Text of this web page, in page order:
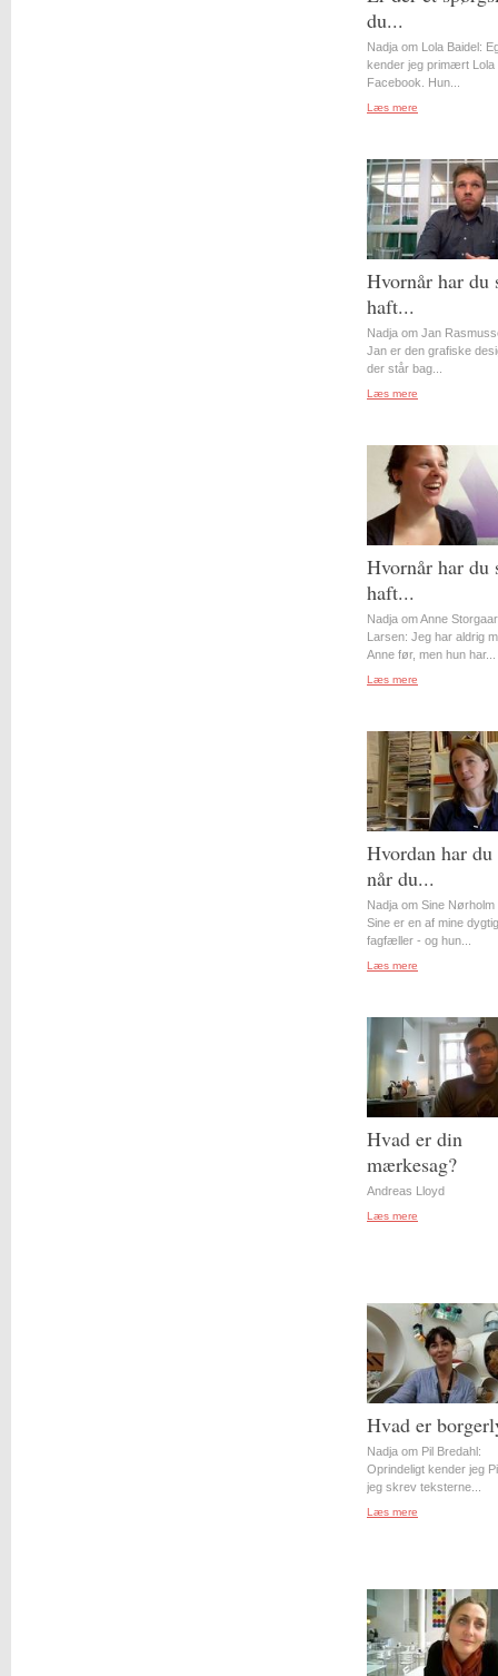
du...
Nadja om Lola Baidel:
kender jeg primært Lola
Facebook. Hun...
Læs mere
Hvornår har du
haft...
Nadja om Jan
Jan er den grafiske
der står bag...
Læs mere
Hvornår har du
haft...
Nadja om Anne
Larsen: Jeg har aldrig
Anne før, men hun har...
Læs mere
Hvordan har du
når du...
Nadja om Sine
Sine er en af mine
fagfæller - og hun...
Læs mere
Hvad er din
mærkesag?
Andreas Lloyd
Læs mere
Hvad er
Nadja om Pil Bredahl:
Oprindeligt kender jeg
jeg skrev teksterne...
Læs mere